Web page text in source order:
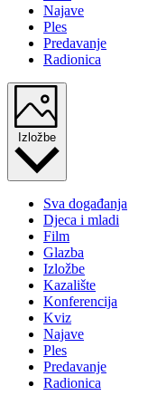
Najave
Ples
Predavanje
Radionica
Izložbe
Sva događanja
Djeca i mladi
Film
Glazba
Izložbe
Kazalište
Konferencija
Kviz
Najave
Ples
Predavanje
Radionica